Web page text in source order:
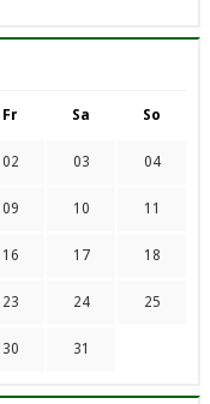
Fr Sa So
02 03 04
09 10 11
16 17 18
23 24 25
30 31